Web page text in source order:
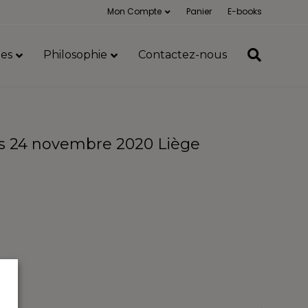
Mon Compte Panier E-books
Philosophie Contactez-nous
24 novembre 2020 Liège